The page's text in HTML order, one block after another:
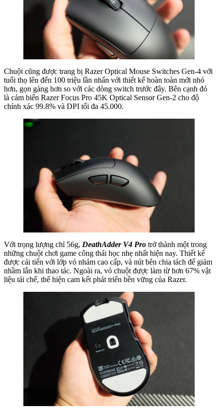
Chuột cũng được trang bị Razer Optical Mouse Switches Gen-4 với
tuổi thọ lên đến 100 triệu lần nhấn với thiết kế hoàn toàn mới nhỏ
hơn, gọn gàng hơn so với các dòng switch trước đây. Bên cạnh đó
là cảm biến Razer Focus Pro 45K Optical Sensor Gen-2 cho độ
chính xác 99.8% và DPI tối đa 45.000.
Với trọng lượng chỉ 56g, DeathAdder V4 Pro trở thành một trong
những chuột chơi game công thái học nhẹ nhất hiện nay. Thiết kế
được cải tiến với lớp vỏ nhám cao cấp, và nút bên chia tách để giảm
nhầm lẫn khi thao tác. Ngoài ra, vỏ chuột được làm từ hơn 67% vật
liệu tái chế, thể hiện cam kết phát triển bền vững của Razer.